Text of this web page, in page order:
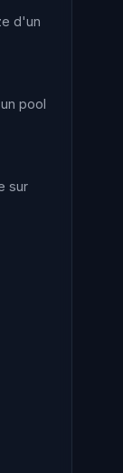
d'un
pool
sur